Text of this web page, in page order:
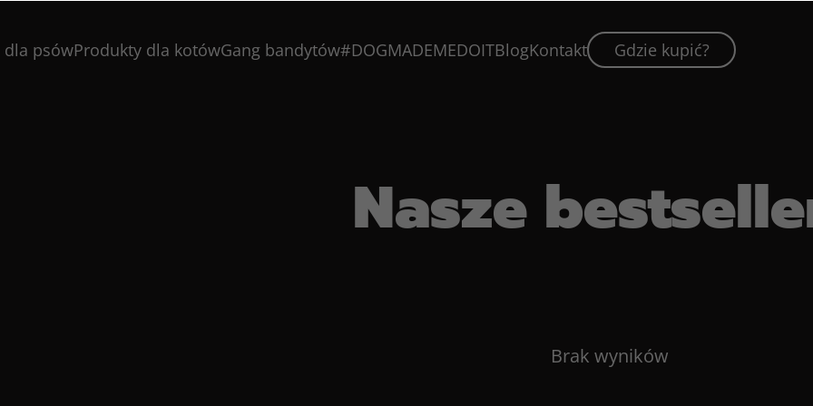
dla psówProdukty dla kotówGang bandytów#DOGMADEMEDOITBlogKontakt Gdzie kupić?
Nasze
Brak wyników